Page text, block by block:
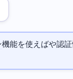
機能を使えばや認